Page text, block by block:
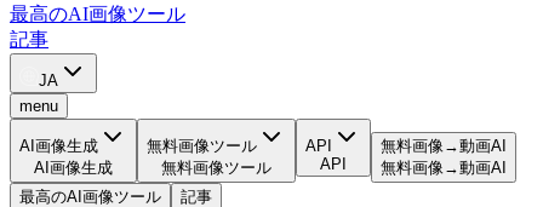
最高のAI画像ツール
記事
JA
menu
AI画像生成
AI画像生成
無料画像ツール
無料画像ツール
API
API
無料画像→動画AI
無料画像→動画AI
最高のAI画像ツール
記事